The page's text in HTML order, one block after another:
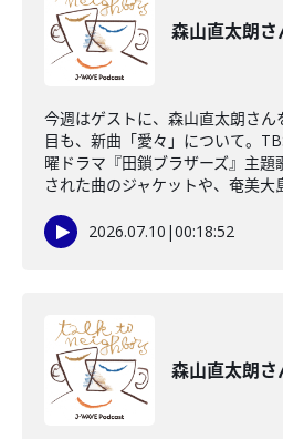
森山直太朗
今週はゲストに、森山直太朗さん
目も、新曲「愛々」について。
曜ドラマ『田鎖ブラザーズ』主
された曲のジャケットや、奄美大
2026.07.10 |00:18:52
森山直太朗